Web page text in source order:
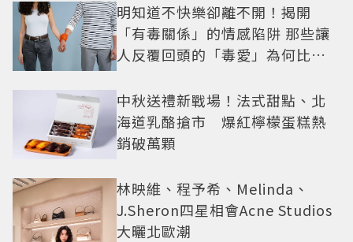
明知道不快樂卻離不開！揭開
「有毒關係」的情感陷阱 那些讓
人反覆回頭的「毒愛」為何比菸
中秋送禮新戰場！法式甜點、北
海道乳酪搶市 爆紅檸檬蛋糕熱
銷破萬顆
林映維、程予希、Melinda、
J.Sheron四星相會Acne Studios
大曬北歐潮